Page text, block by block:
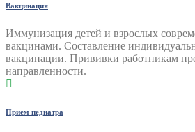
Вакцинация
Иммунизация детей и взрослых
вакцинами. Составление
вакцинации. Прививки работникам
направленности.
Прием педиатра